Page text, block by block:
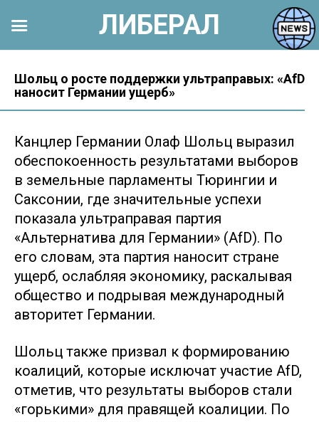
контенту
Шольц о росте поддержки ультраправых: «AfD
наносит Германии ущерб»
Канцлер Германии Олаф Шольц выразил
обеспокоенность результатами выборов
в земельные парламенты Тюрингии и
Саксонии, где значительные успехи
показала ультраправая партия
«Альтернатива для Германии» (AfD). По
его словам, эта партия наносит стране
ущерб, ослабляя экономику, раскалывая
общество и подрывая международный
авторитет Германии.
Шольц также призвал к формированию
коалиций, которые исключат участие AfD,
отметив, что результаты выборов стали
«горькими» для правящей коалиции. По
ЛИБЕРАЛ